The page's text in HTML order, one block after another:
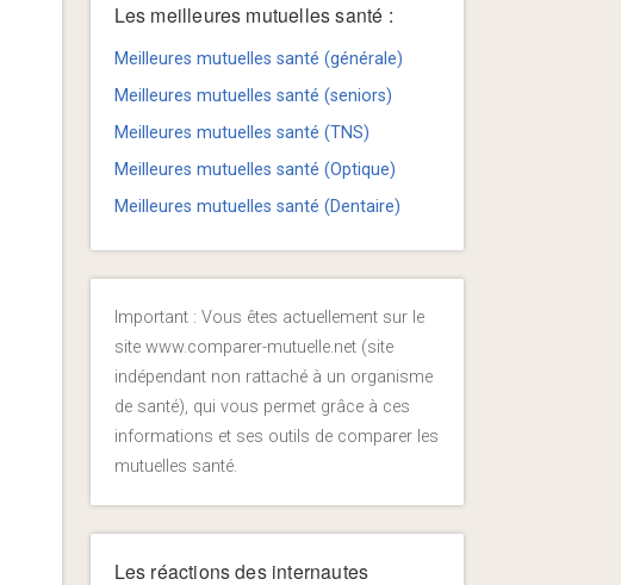
Les meilleures mutuelles santé :
Meilleures mutuelles santé (générale)
Meilleures mutuelles santé (seniors)
Meilleures mutuelles santé (TNS)
Meilleures mutuelles santé (Optique)
Meilleures mutuelles santé (Dentaire)
Important : Vous êtes actuellement sur le
site www.comparer-mutuelle.net (site
indépendant non rattaché à un organisme
de santé), qui vous permet grâce à ces
informations et ses outils de comparer les
mutuelles santé.
Les réactions des internautes